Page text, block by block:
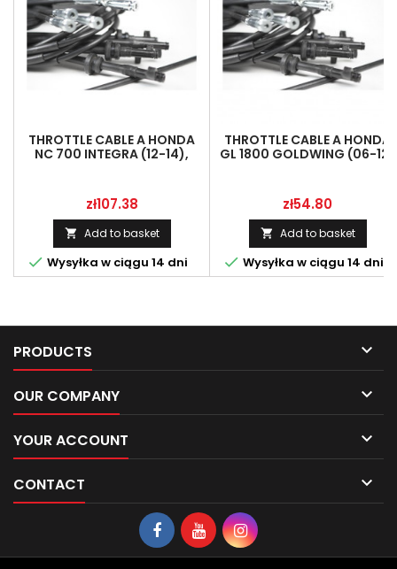
THROTTLE CABLE A HONDA
NC 700 INTEGRA (12-14),
Price
zł107.38
 Add to basket
 Wysyłka w ciągu 14 dni
THROTTLE CABLE A HONDA
GL 1800 GOLDWING (06-12)
Price
zł54.80
 Add to basket
 Wysyłka w ciągu 14 dni
PRODUCTS 
OUR COMPANY 
YOUR ACCOUNT 
CONTACT 